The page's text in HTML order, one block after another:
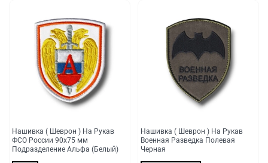
Нашивка ( Шеврон ) На Рукав
ФСО России 90х75 мм
Подразделение Альфа (Белый)
Нашивка ( Шеврон ) На Рукав
Военная Разведка Полевая
Черная